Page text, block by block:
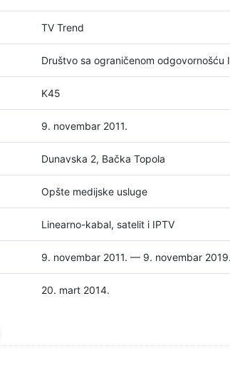
TV Trend
Društvo sa ograničenom odgovornošću
K45
9. novembar 2011.
Dunavska 2, Bačka Topola
Opšte medijske usluge
Linearno-kabal, satelit i IPTV
9. novembar 2011. — 9. novembar
20. mart 2014.